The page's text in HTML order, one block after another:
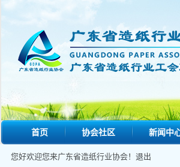
首页 协会社区 新闻中
您好欢迎您来广东省造纸行业协会！ 退出